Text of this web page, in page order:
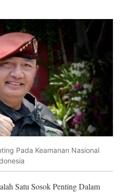
Pada Keamanan Nasional
Satu Sosok Penting Dalam